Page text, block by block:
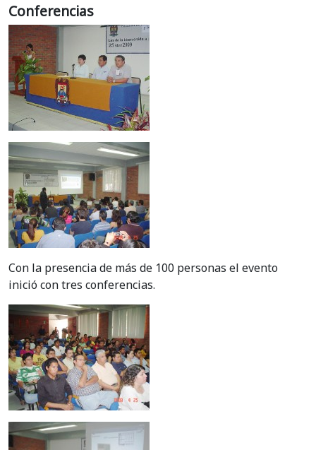
Conferencias
Con la presencia de más de 100 personas el evento
inició con tres conferencias.